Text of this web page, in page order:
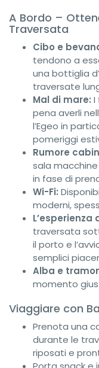
A Bordo –
Traversata
Cibo e
tendono a
una bottiglia
traversate
Mal di mare: I
pena averli
l’Egeo in
pomeriggi
Rumore
sala
in fase di
Wi-Fi:
moderni,
L’esperienza
traversata
il porto e
semplici
Alba e
momento
Viaggiare con
Prenota una
durante le
riposati e